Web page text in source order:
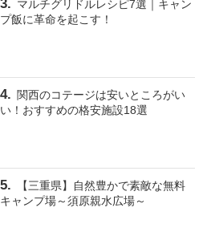
マルチグリドルレシピ7選｜キャン
プ飯に革命を起こす！
関西のコテージは安いところがい
い！おすすめの格安施設18選
【三重県】自然豊かで素敵な無料
キャンプ場～須原親水広場～